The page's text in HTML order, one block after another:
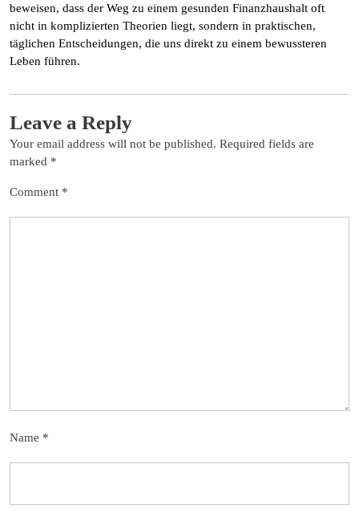
beweisen, dass der Weg zu einem gesunden Finanzhaushalt oft
nicht in komplizierten Theorien liegt, sondern in praktischen,
täglichen Entscheidungen, die uns direkt zu einem bewussteren
Leben führen.
Leave a Reply
Your email address will not be published. Required fields are
marked *
Comment *
Name *